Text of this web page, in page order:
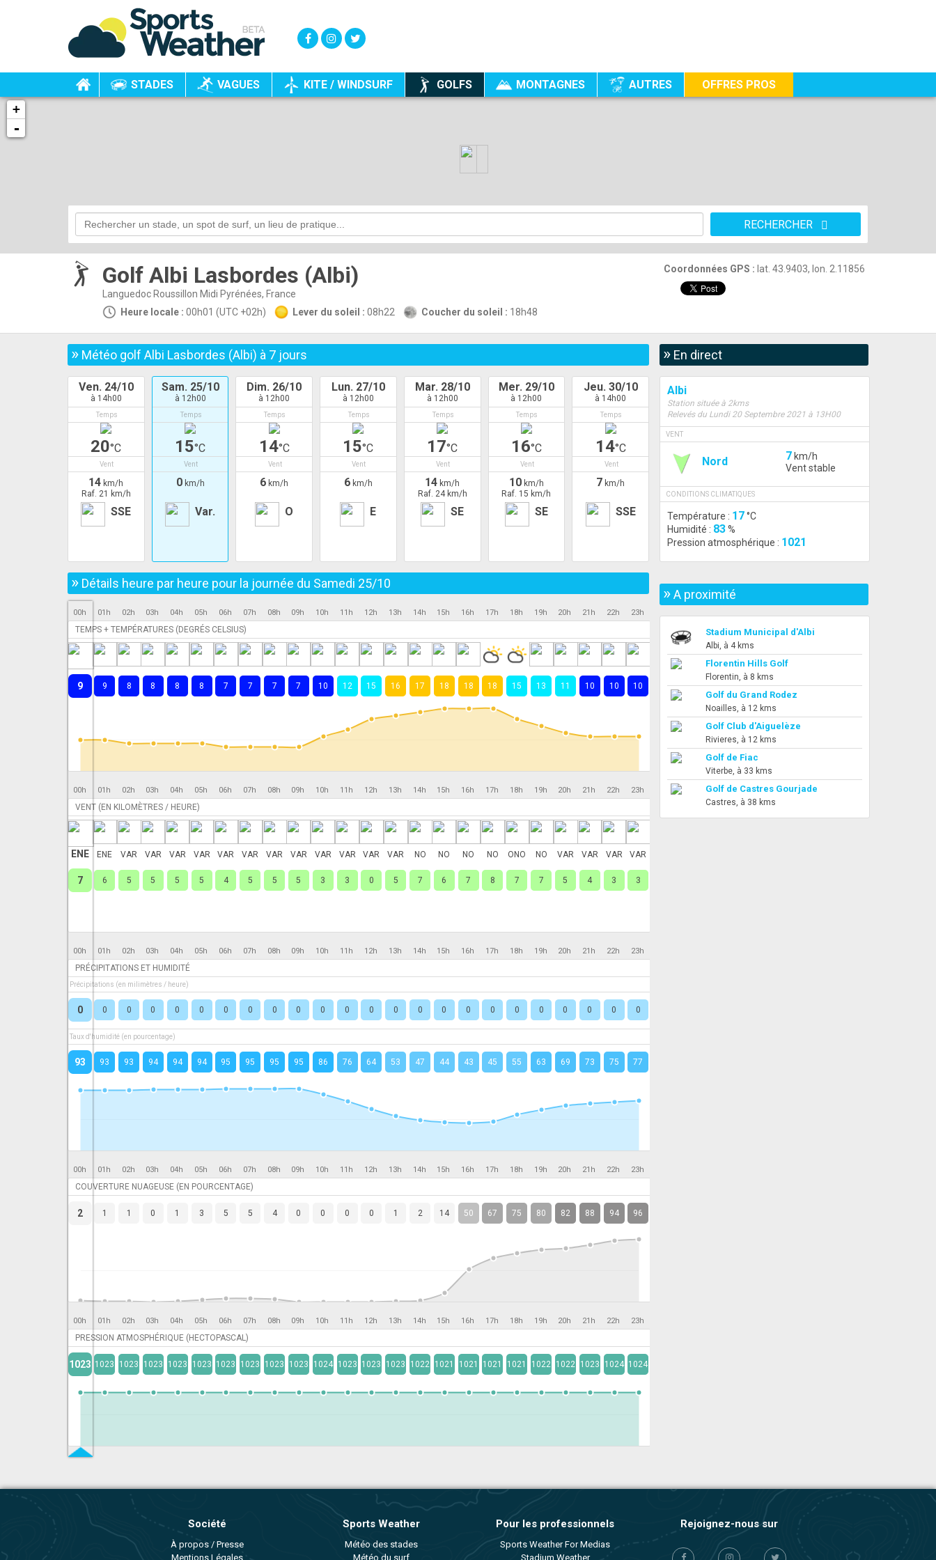
STADES VAGUES KITE / WINDSURF GOLFS MONTAGNES AUTRES OFFRES PROS
+
-
RECHERCHER
Golf Albi Lasbordes (Albi)
Languedoc Roussillon Midi Pyrénées, France
Heure locale : 00h01 (UTC +02h) Lever du soleil : 08h22 Coucher du soleil : 18h48
Coordonnées GPS : lat. 43.9403, lon. 2.11856
» Météo golf Albi Lasbordes (Albi) à 7 jours
Ven. 24/10
à 14h00
Temps
20°C
Vent
14 km/h
Raf. 21 km/h
SSE
Sam. 25/10
à 12h00
Temps
15°C
Vent
0km/h
Var.
Dim. 26/10
à 12h00
Temps
14°C
Vent
6 km/h
O
Lun. 27/10
à 12h00
Temps
15°C
Vent
6km/h
E
Mar. 28/10
à 12h00
Temps
17°C
Vent
14 km/h
Raf. 24 km/h
SE
Mer. 29/10
à 12h00
Temps
16°C
Vent
10km/h
Raf. 15 km/h
SE
Jeu. 30/10
à 14h00
Temps
14°C
Vent
7 km/h
SSE
» Détails heure par heure pour la journée du Samedi 25/10
00h 01h 02h 03h 04h 05h 06h 07h 08h 09h 10h 11h 12h 13h 14h 15h 16h 17h 18h 19h 20h 21h 22h 23h
TEMPS + TEMPÉRATURES (DEGRÉS CELSIUS)
9 9 8 8 8 8 7 7 7 7 10 12 15 16 17 18 18 18 15 13 11 10 10 10
00h 01h 02h 03h 04h 05h 06h 07h 08h 09h 10h 11h 12h 13h 14h 15h 16h 17h 18h 19h 20h 21h 22h 23h
VENT (EN KILOMÈTRES / HEURE)
ENE ENE VAR VAR VAR VAR VAR VAR VAR VAR VAR VAR VAR VAR NO NO NO NO ONO NO VAR VAR VAR VAR
7 6 5 5 5 5 4 5 5 5 3 3 0 5 7 6 7 8 7 7 5 4 3 3
00h 01h 02h 03h 04h 05h 06h 07h 08h 09h 10h 11h 12h 13h 14h 15h 16h 17h 18h 19h 20h 21h 22h 23h
PRÉCIPITATIONS ET HUMIDITÉ
Précipitations (en milimètres / heure)
0 0 0 0 0 0 0 0 0 0 0 0 0 0 0 0 0 0 0 0 0 0 0 0
Taux d'humidité (en pourcentage)
93 93 93 94 94 94 95 95 95 95 86 76 64 53 47 44 43 45 55 63 69 73 75 77
00h 01h 02h 03h 04h 05h 06h 07h 08h 09h 10h 11h 12h 13h 14h 15h 16h 17h 18h 19h 20h 21h 22h 23h
COUVERTURE NUAGEUSE (EN POURCENTAGE)
2 1 1 0 1 3 5 5 4 0 0 0 0 1 2 14 50 67 75 80 82 88 94 96
00h 01h 02h 03h 04h 05h 06h 07h 08h 09h 10h 11h 12h 13h 14h 15h 16h 17h 18h 19h 20h 21h 22h 23h
PRESSION ATMOSPHÉRIQUE (HECTOPASCAL)
1023 1023 1023 1023 1023 1023 1023 1023 1023 1023 1024 1023 1023 1023 1022 1021 1021 1021 1021 1022 1022 1023 1024 1024
» En direct
Albi
Station située à 2kms
Relevés du Lundi 20 Septembre 2021 à 13H00
VENT
Nord 7 km/h
Vent stable
CONDITIONS CLIMATIQUES
Température : 17°C
Humidité : 83%
Pression atmosphérique : 1021
»A proximité
Stadium Municipal d'Albi
Albi, à 4 kms
Florentin Hills Golf
Florentin, à 8 kms
Golf du Grand Rodez
Noailles, à 12 kms
Golf Club d'Aiguelèze
Rivieres, à 12 kms
Golf de Fiac
Viterbe, à 33 kms
Golf de Castres Gourjade
Castres, à 38 kms
Société
À propos / Presse
Mentions Légales
Sports Weather
Météo des stades
Météo du surf
Pour les professionnels
Sports Weather For Medias
Stadium Weather
Rejoignez-nous sur